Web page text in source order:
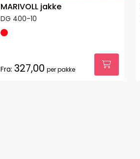
MARIVOLL jakke
DG 400-10
Fra: 327,00 per pakke